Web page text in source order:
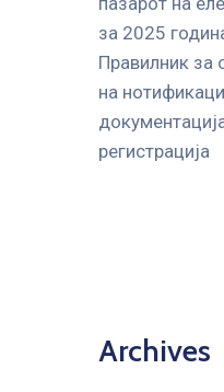
за 2025
Правилник за
на
регистрација
Archives